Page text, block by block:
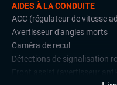
AIDES À LA CONDUITE
ACC (régulateur de vitesse
Avertisseur d'angles morts
Caméra de recul
Détections de signalisation